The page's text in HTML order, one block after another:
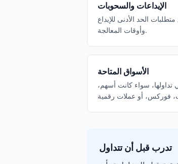
الإيداعات والسحوبات
الحد الأدنى للإيداع
وأوقات المعالجة.
الأسواق المتاحة
سواء كانت أسهم،
تدرب قبل أن تتداول